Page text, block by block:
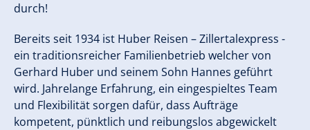
durch!
Bereits seit 1934 ist Huber Reisen – Zillertalexpress -
ein traditionsreicher Familienbetrieb welcher von
Gerhard Huber und seinem Sohn Hannes geführt
wird. Jahrelange Erfahrung, ein eingespieltes Team
und Flexibilität sorgen dafür, dass Aufträge
kompetent, pünktlich und reibungslos abgewickelt